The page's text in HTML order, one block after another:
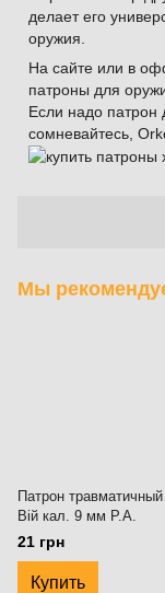
делает его
оружия.
На сайте или в
патроны для
Если надо патрон
сомневайтесь,
Мы
Патрон травматичный
Вій кал. 9 мм P.A.
21 грн
Купить